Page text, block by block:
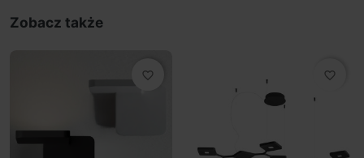
Zobacz także
favorite_border favorite_border